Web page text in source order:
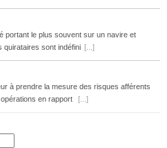
portant le plus souvent sur un navire et
quirataires sont indéfini [...]
à prendre la mesure des risques afférents
en rapport
[...]